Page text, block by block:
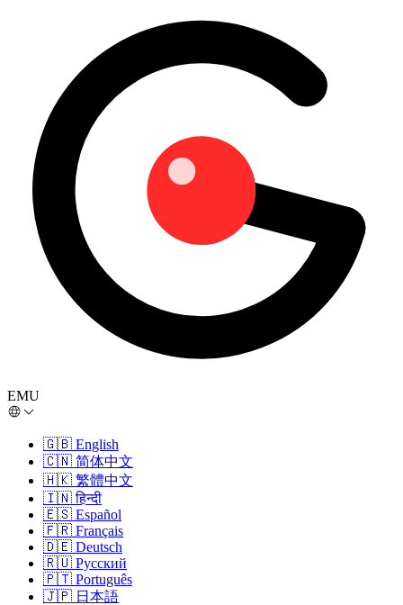
EMU
🇬🇧 English
🇨🇳 简体中文
🇭🇰 繁體中文
🇮🇳 हिन्दी
🇪🇸 Español
🇫🇷 Français
🇩🇪 Deutsch
🇷🇺 Русский
🇵🇹 Português
🇯🇵 日本語